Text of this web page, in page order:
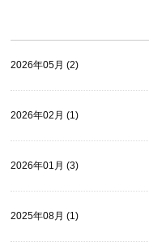
2026年05月 (2)
2026年02月 (1)
2026年01月 (3)
2025年08月 (1)